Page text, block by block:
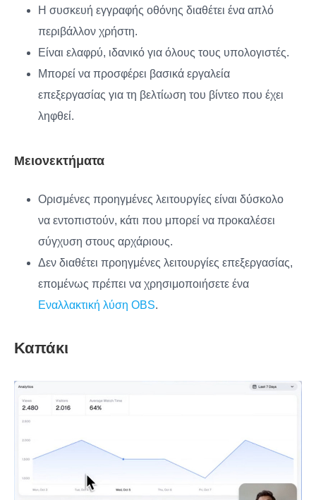
Η συσκευή εγγραφής οθόνης διαθέτει ένα απλό
περιβάλλον χρήστη.
Είναι ελαφρύ, ιδανικό για όλους τους υπολογιστές.
Μπορεί να προσφέρει βασικά εργαλεία
επεξεργασίας για τη βελτίωση του βίντεο που έχει
ληφθεί.
Μειονεκτήματα
Ορισμένες προηγμένες λειτουργίες είναι δύσκολο
να εντοπιστούν, κάτι που μπορεί να προκαλέσει
σύγχυση στους αρχάριους.
Δεν διαθέτει προηγμένες λειτουργίες επεξεργασίας,
επομένως πρέπει να χρησιμοποιήσετε ένα
Εναλλακτική λύση OBS.
Καπάκι